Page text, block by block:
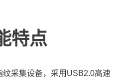
特点
采集设备，采用USB2.0高速